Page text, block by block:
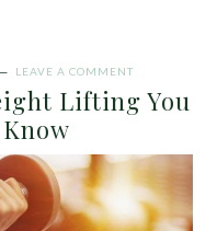
LEAVE A COMMENT
Lifting You